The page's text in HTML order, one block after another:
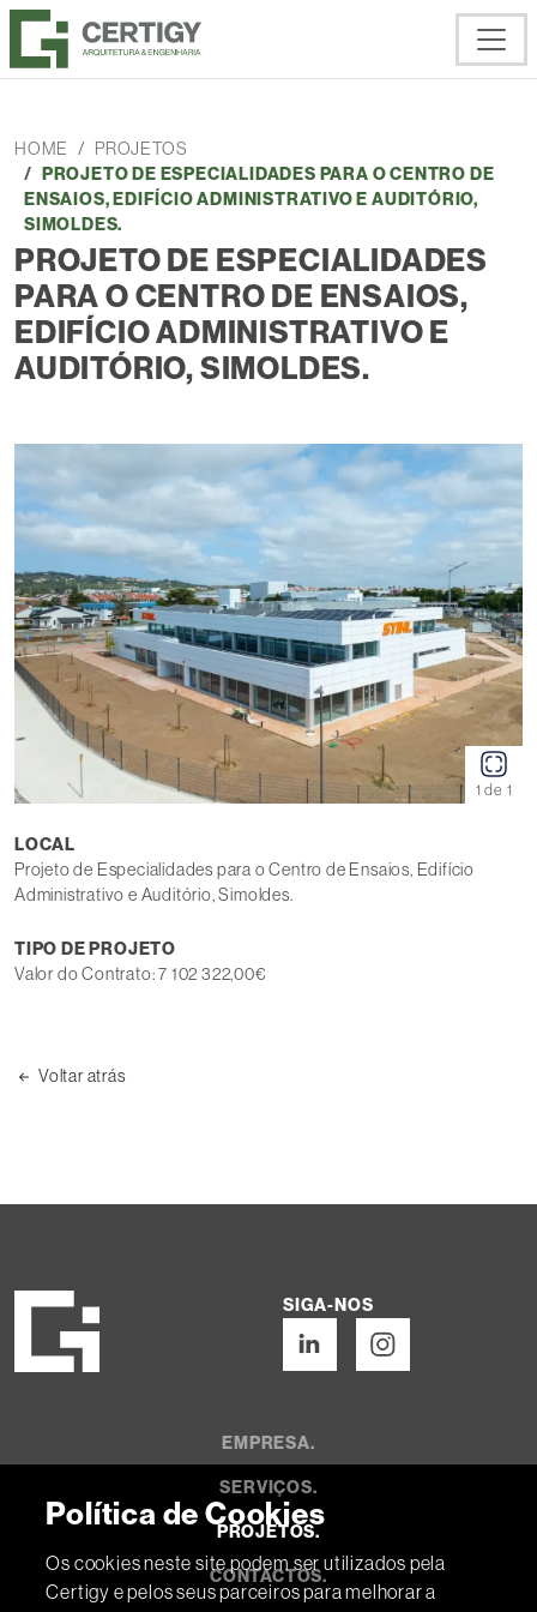
HOME
PROJETOS
PROJETO DE ESPECIALIDADES PARA O CENTRO DE
ENSAIOS, EDIFÍCIO ADMINISTRATIVO E AUDITÓRIO,
SIMOLDES.
PROJETO DE ESPECIALIDADES
PARA O CENTRO DE ENSAIOS,
EDIFÍCIO ADMINISTRATIVO E
AUDITÓRIO, SIMOLDES.
1 de 1
LOCAL
Projeto de Especialidades para o Centro de Ensaios, Edifício
Administrativo e Auditório, Simoldes.
TIPO DE PROJETO
Valor do Contrato: 7 102 322,00€
Voltar atrás
EMPRESA.
SERVIÇOS.
PROJETOS.
CONTACTOS.
SIGA-NOS
Política de Cookies
Os cookies neste site podem ser utilizados pela
Certigy e pelos seus parceiros para melhorar a